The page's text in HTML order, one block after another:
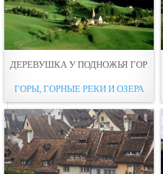
ДЕРЕВУШКА У ПОДНОЖЬЯ ГОР
ГОРЫ, ГОРНЫЕ РЕКИ И ОЗЕРА